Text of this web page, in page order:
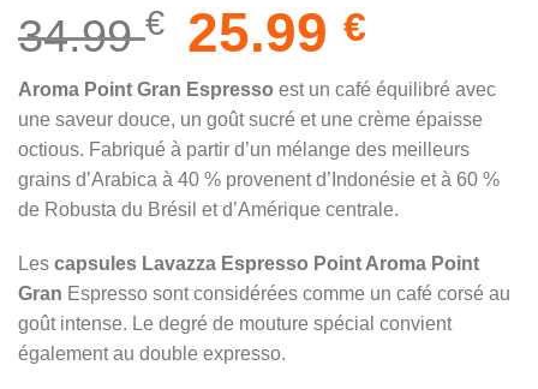
34.99€
Le
prix
initial
était :
34.99 €.
25.99 €Le
prix
actuel
est :
25.99 €.
Aroma Point Gran Espresso est un café équilibré avec
une saveur douce, un goût sucré et une crème épaisse
octious. Fabriqué à partir d’un mélange des meilleurs
grains d’Arabica à 40 % provenent d’Indonésie et à 60 %
de Robusta du Brésil et d’Amérique centrale.
Les capsules Lavazza Espresso Point Aroma Point
Gran Espresso sont considérées comme un café corsé au
goût intense. Le degré de mouture spécial convient
également au double expresso.